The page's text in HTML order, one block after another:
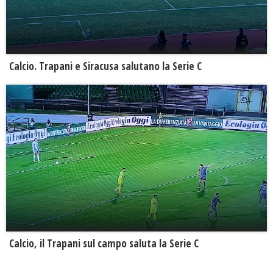
Calcio. Trapani e Siracusa salutano la Serie C
Calcio, il Trapani sul campo saluta la Serie C